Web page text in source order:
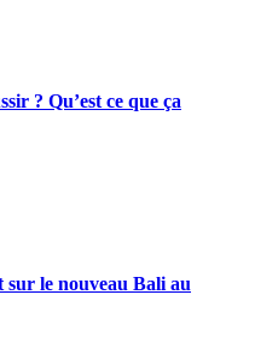
? Qu’est ce que ça
le nouveau Bali au